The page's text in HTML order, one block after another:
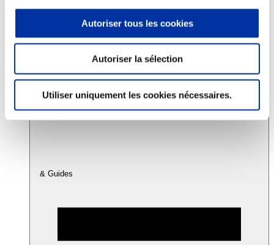
Autoriser tous les cookies
Autoriser la sélection
Utiliser uniquement les cookies nécessaires.
Consommation
Sécurité sanitaire
Juste rémunération et attractivité des métiers
Info-veille scientifique
Accords
& Guides